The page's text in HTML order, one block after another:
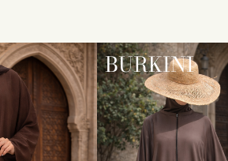
BURKINI